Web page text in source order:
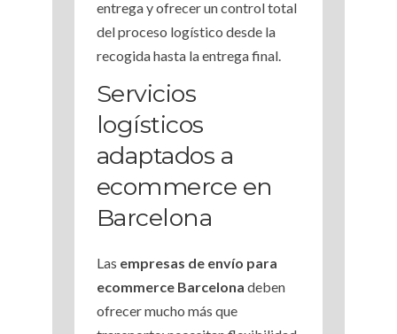
entrega y ofrecer un control total
del proceso logístico desde la
recogida hasta la entrega final.
Servicios
logísticos
adaptados a
ecommerce en
Barcelona
Las empresas de envío para
ecommerce Barcelona deben
ofrecer mucho más que